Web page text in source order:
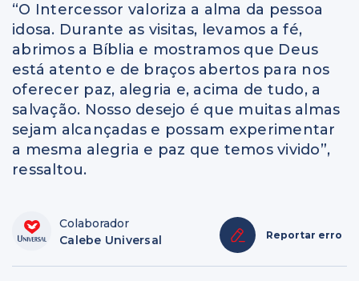
“O Intercessor valoriza a alma da pessoa
idosa. Durante as visitas, levamos a fé,
abrimos a Bíblia e mostramos que Deus
está atento e de braços abertos para nos
oferecer paz, alegria e, acima de tudo, a
salvação. Nosso desejo é que muitas almas
sejam alcançadas e possam experimentar
a mesma alegria e paz que temos vivido”,
ressaltou.
Colaborador
Calebe Universal
Reportar erro